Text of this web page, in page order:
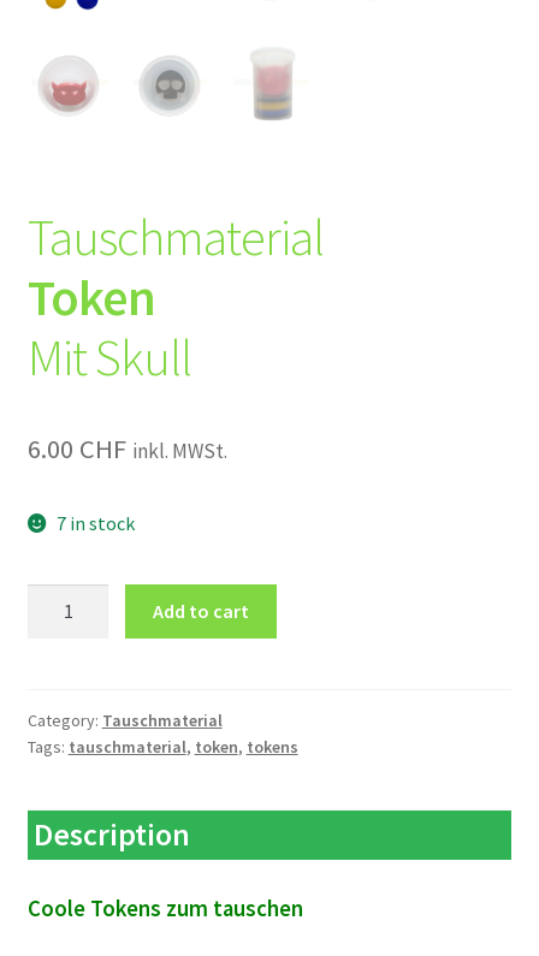
Tauschmaterial
Token
Mit Skull
6.00 CHF inkl. MWSt.
7 in stock
quantity
Add to cart
Category: Tauschmaterial
Tags: tauschmaterial, token, tokens
Description
Coole Tokens zum tauschen